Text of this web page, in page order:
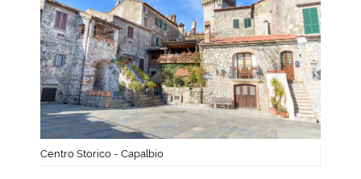
Centro Storico - Capalbio